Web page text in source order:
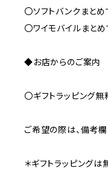
〇ソフトバンクまと
〇ワイモバイルまと
◆お店からのご案内
〇ギフトラッピング無
ご希望の際は、備考
＊ギフトラッピング